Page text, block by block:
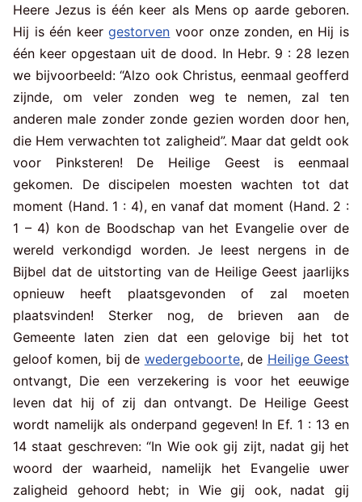
Heere Jezus is één keer als Mens op aarde geboren.
Hij is één keergestorven voor onze zonden, en Hij is
één keer opgestaan uit de dood. In Hebr. 9 : 28 lezen
we bijvoorbeeld: “Alzo ook Christus, eenmaal geofferd
zijnde, om veler zonden weg te nemen, zal ten
anderen male zonder zonde gezien worden door hen,
die Hem verwachten tot zaligheid”. Maar dat geldt ook
voor Pinksteren! De Heilige Geest is eenmaal
gekomen. De discipelen moesten wachten tot dat
moment (Hand. 1 : 4), en vanaf dat moment (Hand. 2 :
1 – 4) kon de Boodschap van het Evangelie over de
wereld verkondigd worden. Je leest nergens in de
Bijbel dat de uitstorting van de Heilige Geest jaarlijks
opnieuw heeft plaatsgevonden of zal moeten
plaatsvinden! Sterker nog, de brieven aan de
Gemeente laten zien dat een gelovige bij het tot
geloof komen, bij de wedergeboorte, de Heilige Geest
ontvangt, Die een verzekering is voor het eeuwige
leven dat hij of zij dan ontvangt. De Heilige Geest
wordt namelijk als onderpand gegeven! In Ef. 1 : 13 en
14 staat geschreven: “In Wie ook gij zijt, nadat gij het
woord der waarheid, namelijk het Evangelie uwer
zaligheid gehoord hebt; in Wie gij ook, nadat gij